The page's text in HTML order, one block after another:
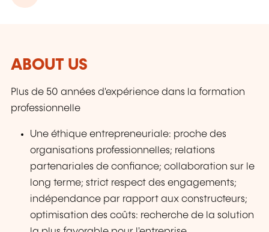
ABOUT US
Plus de 50 années d'expérience dans la formation
professionnelle
Une éthique entrepreneuriale: proche des
organisations professionnelles; relations
partenariales de confiance; collaboration sur le
long terme; strict respect des engagements;
indépendance par rapport aux constructeurs;
optimisation des coûts: recherche de la solution